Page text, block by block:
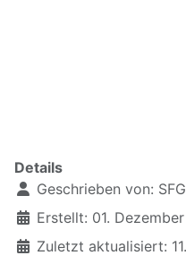
Details
Geschrieben von:
Erstellt: 01.
Zuletzt aktualisiert: